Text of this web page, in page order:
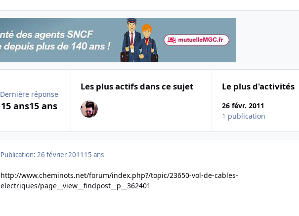
Dernière réponse
15 ans15 ans
Les plus actifs dans ce sujet Le plus d'activités
26 févr. 2011
1 publication
Publication: 26 février 2011 15 ans
http://www.cheminots.net/forum/index.php?/topic/23650-vol-de-cables-
electriques/page__view__findpost__p__362401